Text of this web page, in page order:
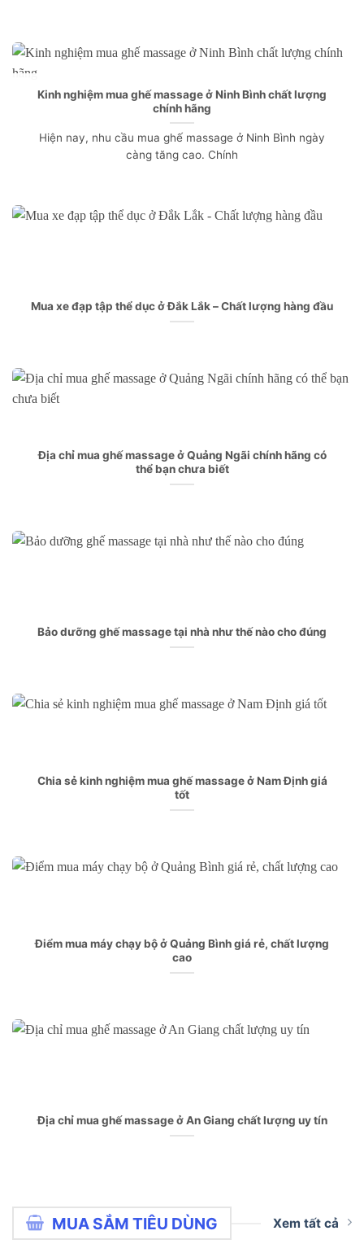
Kinh nghiệm mua ghế massage ở Ninh Bình chất lượng
chính hãng
Hiện nay, nhu cầu mua ghế massage ở Ninh Bình ngày
càng tăng cao. Chính
Mua xe đạp tập thể dục ở Đắk Lắk – Chất lượng hàng đầu
Địa chỉ mua ghế massage ở Quảng Ngãi chính hãng có
thể bạn chưa biết
Bảo dưỡng ghế massage tại nhà như thế nào cho đúng
Chia sẻ kinh nghiệm mua ghế massage ở Nam Định giá
tốt
Điểm mua máy chạy bộ ở Quảng Bình giá rẻ, chất lượng
cao
Địa chỉ mua ghế massage ở An Giang chất lượng uy tín
MUA SẮM TIÊU DÙNG Xem tất cả